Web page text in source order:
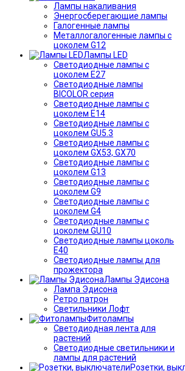
Лампы накаливания
Энергосберегающие лампы
Галогенные лампы
Металлогалогенные лампы с
цоколем G12
Лампы LED
Светодиодные лампы с
цоколем E27
Светодиодные лампы
BICOLOR серия
Светодиодные лампы с
цоколем E14
Светодиодные лампы с
цоколем GU5.3
Светодиодные лампы с
цоколем GX53, GX70
Светодиодные лампы с
цоколем G13
Светодиодные лампы с
цоколем G9
Светодиодные лампы с
цоколем G4
Светодиодные лампы с
цоколем GU10
Светодиодные лампы цоколь
Е40
Светодиодные лампы для
прожектора
Лампы Эдисона
Лампа Эдисона
Ретро патрон
Светильники Лофт
Фитолампы
Светодиодная лента для
растений
Светодиодные светильники и
лампы для растений
Розетки,